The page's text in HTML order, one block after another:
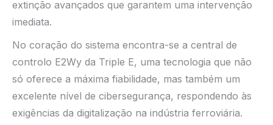
extinção avançados que garantem uma intervenção
imediata.
No coração do sistema encontra-se a central de
controlo E2Wy da Triple E, uma tecnologia que não
só oferece a máxima fiabilidade, mas também um
excelente nível de cibersegurança, respondendo às
exigências da digitalização na indústria ferroviária.